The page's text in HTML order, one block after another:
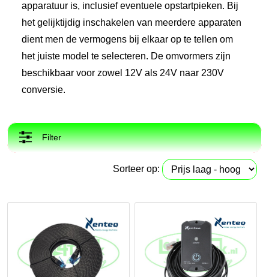
apparatuur is, inclusief eventuele opstartpieken. Bij
het gelijktijdig inschakelen van meerdere apparaten
dient men de vermogens bij elkaar op te tellen om
het juiste model te selecteren. De omvormers zijn
beschikbaar voor zowel 12V als 24V naar 230V
conversie.
Filter
Sorteer op: